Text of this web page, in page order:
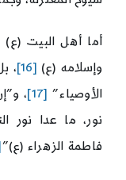
أما أهل البيت
وإسلامه (ع) [16]
،
الأوصياء” [17]
،
نور، ما عدا نور
فاطمة الزهراء (ع)”